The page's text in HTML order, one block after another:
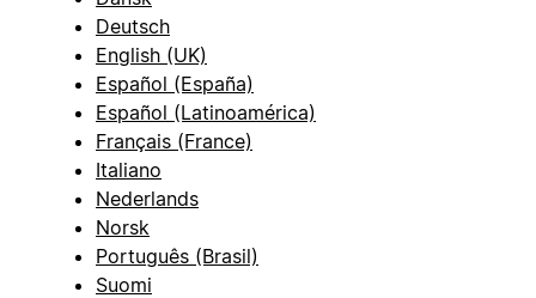
Deutsch
English (UK)
Español (España)
Español (Latinoamérica)
Français (France)
Italiano
Nederlands
Norsk
Português (Brasil)
Suomi